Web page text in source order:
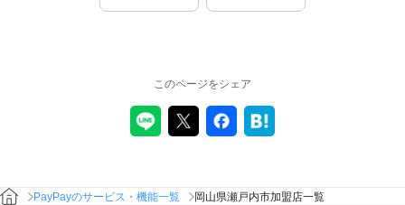
このページをシェア
PayPayのサービス・機能一覧 岡山県瀬戸内市加盟店一覧